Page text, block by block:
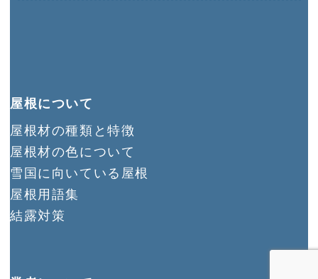
屋根について
屋根材の種類と特徴
屋根材の色について
雪国に向いている屋根
屋根用語集
結露対策